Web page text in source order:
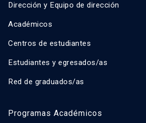
Dirección y Equipo de dirección
Académicos
Centros de estudiantes
Estudiantes y egresados/as
Red de graduados/as
Programas Académicos